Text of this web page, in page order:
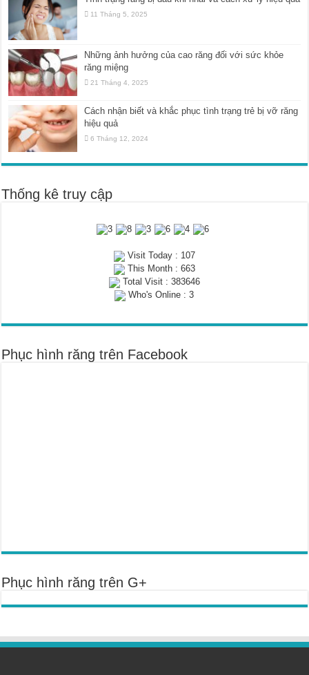
11 Tháng 5, 2025
Những ảnh hưởng của cao răng đối với sức khỏe
răng miệng
21 Tháng 4, 2025
Cách nhận biết và khắc phục tình trạng trẻ bị vỡ răng
hiệu quả
6 Tháng 12, 2024
Thống kê truy cập
Visit Today : 107
This Month : 663
Total Visit : 383646
Who's Online : 3
Phục hình răng trên Facebook
Phục hình răng trên G+